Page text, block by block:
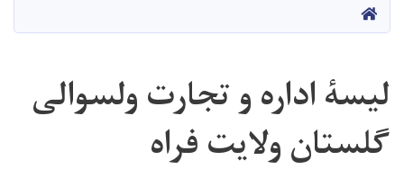
content
HOME
لیسۀ اداره و تجارت ولسوالی
گلستان ولایت فراه